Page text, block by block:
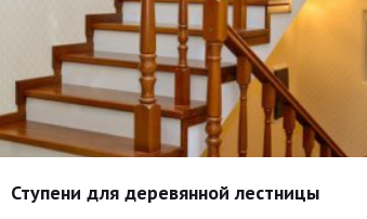
Ступени для деревянной лестницы